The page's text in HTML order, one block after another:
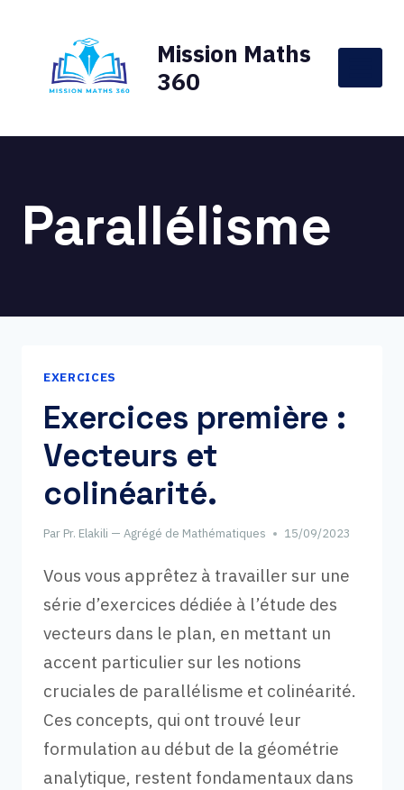
contenu
Mission Maths
360
Parallélisme
EXERCICES
Exercices première :
Vecteurs et
colinéarité.
Par Pr. Elakili — Agrégé de Mathématiques 15/09/2023
Vous vous apprêtez à travailler sur une
série d’exercices dédiée à l’étude des
vecteurs dans le plan, en mettant un
accent particulier sur les notions
cruciales de parallélisme et colinéarité.
Ces concepts, qui ont trouvé leur
formulation au début de la géométrie
analytique, restent fondamentaux dans